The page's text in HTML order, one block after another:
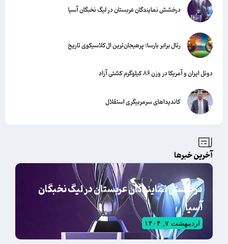
درخشش نمایندگان عربستان در لیگ نخبگان آسیا
رئال برابر بارسا؛ پرهیجان‌‌ترین ال‌کلاسیکوی تاریخ
دوئل ایران و آمریکا در وزن ۸۶ کیلوگرم کشتی آزاد
کاندیداهای سرمربیگری استقلال
آخرین خبرها
درخشش نمایندگان عربستان در لیگ نخبگان
آسیا
اردیبهشت ۷, ۱۴۰۴